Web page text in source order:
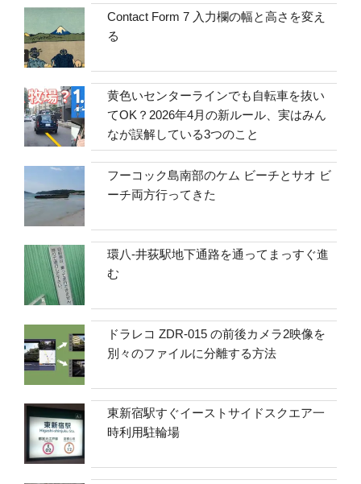
Contact Form 7 入力欄の幅と高さを変え
る
黄色いセンターラインでも自転車を抜い
てOK？2026年4月の新ルール、実はみん
なが誤解している3つのこと
フーコック島南部のケム ビーチとサオ ビ
ーチ両方行ってきた
環八-井荻駅地下通路を通ってまっすぐ進
む
ドラレコ ZDR-015 の前後カメラ2映像を
別々のファイルに分離する方法
東新宿駅すぐイーストサイドスクエア一
時利用駐輪場